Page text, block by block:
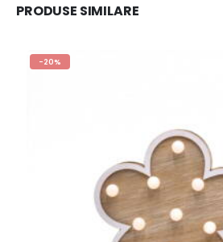
PRODUSE SIMILARE
-20%